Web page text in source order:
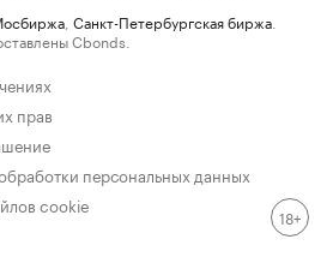
Санкт-Петербургская биржа
Cbonds.
прав
персональных данных
cookie
18+